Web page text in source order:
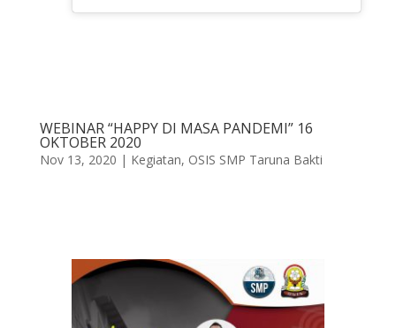
WEBINAR “HAPPY DI MASA PANDEMI” 16
OKTOBER 2020
Nov 13, 2020 | Kegiatan, OSIS SMP Taruna Bakti